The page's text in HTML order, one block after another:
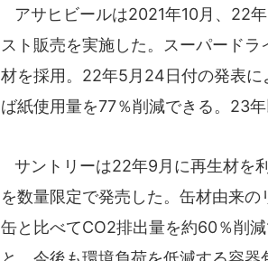
アサヒビールは2021年10月、22
スト販売を実施した。スーパード
材を採用。22年5月24日付の発表
ば紙使用量を77％削減できる。23
サントリーは22年9月に再生材を
を数量限定で発売した。缶材由来
缶と比べてCO2排出量を約60％削